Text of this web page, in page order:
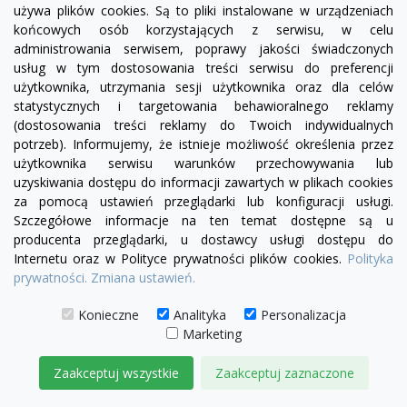
visibility
Sofa modułowa Serena bez boku |element prosty
SL5/SP5
2 515,00 zł
używa plików cookies. Są to pliki instalowane w urządzeniach
końcowych osób korzystających z serwisu, w celu
administrowania serwisem, poprawy jakości świadczonych
usług w tym dostosowania treści serwisu do preferencji
użytkownika, utrzymania sesji użytkownika oraz dla celów
statystycznych i targetowania behawioralnego reklamy
(dostosowania treści reklamy do Twoich indywidualnych
potrzeb). Informujemy, że istnieje możliwość określenia przez
użytkownika serwisu warunków przechowywania lub
uzyskiwania dostępu do informacji zawartych w plikach cookies
za pomocą ustawień przeglądarki lub konfiguracji usługi.
Szczegółowe informacje na ten temat dostępne są u
producenta przeglądarki, u dostawcy usługi dostępu do
Internetu oraz w Polityce prywatności plików cookies. Polityka
prywatności. Zmiana ustawień.
Konieczne Analityka
Personalizacja
Marketing
Zaakceptuj wszystkie Zaakceptuj zaznaczone